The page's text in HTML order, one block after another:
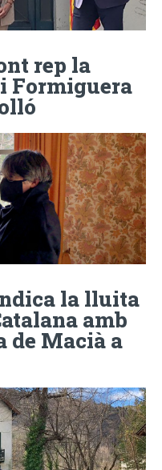
rep la
Formiguera
la lluita
amb
de Macià a